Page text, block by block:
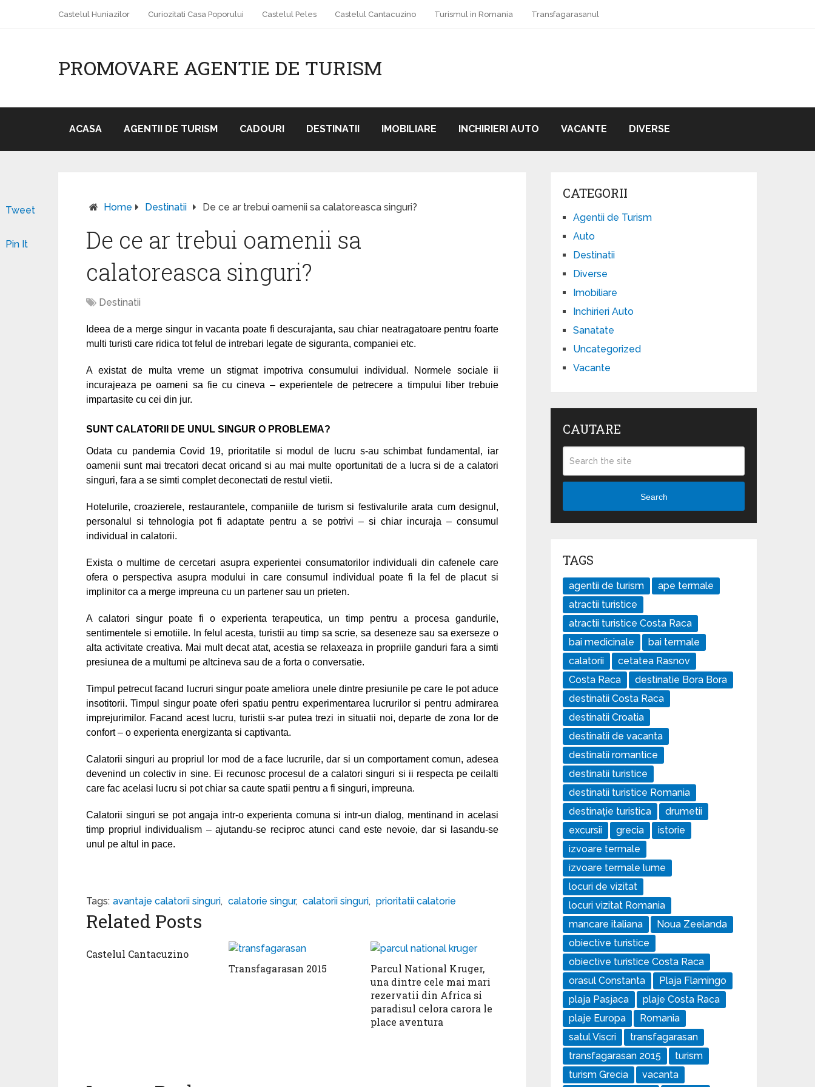
Castelul Huniazilor Curiozitati Casa Poporului Castelul Peles Castelul Cantacuzino Turismul in Romania Transfagarasanul
PROMOVARE AGENTIE DE TURISM
ACASA AGENTII DE TURISM CADOURI DESTINATII IMOBILIARE INCHIRIERI AUTO VACANTE DIVERSE
Home Destinatii De ce ar trebui oamenii sa calatoreasca singuri?
De ce ar trebui oamenii sa
calatoreasca singuri?
Destinatii
Ideea de a merge singur in vacanta poate fi descurajanta, sau chiar neatragatoare pentru foarte
multi turisti care ridica tot felul de intrebari legate de siguranta, companiei etc.
A existat de multa vreme un stigmat impotriva consumului individual. Normele sociale ii
incurajeaza pe oameni sa fie cu cineva – experientele de petrecere a timpului liber trebuie
impartasite cu cei din jur.
SUNT CALATORII DE UNUL SINGUR O PROBLEMA?
Odata cu pandemia Covid 19, prioritatile si modul de lucru s-au schimbat fundamental, iar
oamenii sunt mai trecatori decat oricand si au mai multe oportunitati de a lucra si de a calatori
singuri, fara a se simti complet deconectati de restul vietii.
Hotelurile, croazierele, restaurantele, companiile de turism si festivalurile arata cum designul,
personalul si tehnologia pot fi adaptate pentru a se potrivi – si chiar incuraja – consumul
individual in calatorii.
Exista o multime de cercetari asupra experientei consumatorilor individuali din cafenele care
ofera o perspectiva asupra modului in care consumul individual poate fi la fel de placut si
implinitor ca a merge impreuna cu un partener sau un prieten.
A calatori singur poate fi o experienta terapeutica, un timp pentru a procesa gandurile,
sentimentele si emotiile. In felul acesta, turistii au timp sa scrie, sa deseneze sau sa exerseze o
alta activitate creativa. Mai mult decat atat, acestia se relaxeaza in propriile ganduri fara a simti
presiunea de a multumi pe altcineva sau de a forta o conversatie.
Timpul petrecut facand lucruri singur poate ameliora unele dintre presiunile pe care le pot aduce
insotitorii. Timpul singur poate oferi spatiu pentru experimentarea lucrurilor si pentru admirarea
imprejurimilor. Facand acest lucru, turistii s-ar putea trezi in situatii noi, departe de zona lor de
confort – o experienta energizanta si captivanta.
Calatorii singuri au propriul lor mod de a face lucrurile, dar si un comportament comun, adesea
devenind un colectiv in sine. Ei recunosc procesul de a calatori singuri si ii respecta pe ceilalti
care fac acelasi lucru si pot chiar sa caute spatii pentru a fi singuri, impreuna.
Calatorii singuri se pot angaja intr-o experienta comuna si intr-un dialog, mentinand in acelasi
timp propriul individualism – ajutandu-se reciproc atunci cand este nevoie, dar si lasandu-se
unul pe altul in pace.
Tweet
Pin It
Tags: avantaje calatorii singuri, calatorie singur, calatorii singuri, prioritatii calatorie
Related Posts
Castelul Cantacuzino
Transfagarasan 2015
Parcul National Kruger,
una dintre cele mai mari
rezervatii din Africa si
paradisul celora carora le
place aventura
CATEGORII
Agentii de Turism
Auto
Destinatii
Diverse
Imobiliare
Inchirieri Auto
Sanatate
Uncategorized
Vacante
CAUTARE
Search
TAGS
agentii de turism
ape termale
atractii turistice
atractii turistice Costa Raca
bai medicinale
bai termale
calatorii
cetatea Rasnov
Costa Raca
destinatie Bora Bora
destinatii Costa Raca
destinatii Croatia
destinatii de vacanta
destinatii romantice
destinatii turistice
destinatii turistice Romania
destinație turistica
drumetii
excursii
grecia
istorie
izvoare termale
izvoare termale lume
locuri de vizitat
locuri vizitat Romania
mancare italiana
Noua Zeelanda
obiective turistice
obiective turistice Costa Raca
orasul Constanta
Plaja Flamingo
plaja Pasjaca
plaje Costa Raca
plaje Europa
Romania
satul Viscri
transfagarasan
transfagarasan 2015
turism
turism Grecia
vacanta